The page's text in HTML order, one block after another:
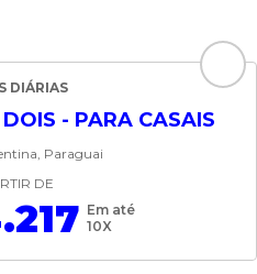
DIÁRIAS
- PARA CASAIS
Paraguai
DE
Em até
10X